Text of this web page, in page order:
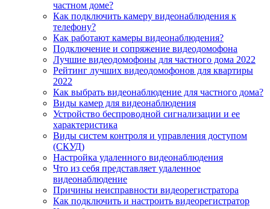
частном доме?
Как подключить камеру видеонаблюдения к
телефону?
Как работают камеры видеонаблюдения?
Подключение и сопряжение видеодомофона
Лучшие видеодомофоны для частного дома 2022
Рейтинг лучших видеодомофонов для квартиры
2022
Как выбрать видеонаблюдение для частного дома?
Виды камер для видеонаблюдения
Устройство беспроводной сигнализации и ее
характеристика
Виды систем контроля и управления доступом
(СКУД)
Настройка удаленного видеонаблюдения
Что из себя представляет удаленное
видеонаблюдение
Причины неисправности видеорегистратора
Как подключить и настроить видеорегистратор